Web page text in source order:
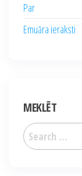
Par
Emuāra ieraksti
MEKLĒT
Search
for: